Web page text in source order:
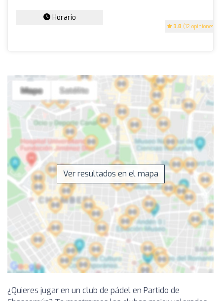
3.8 (12 opiniones)
Horario
Ver resultados en el mapa
¿Quieres jugar en un club de pádel en Partido de